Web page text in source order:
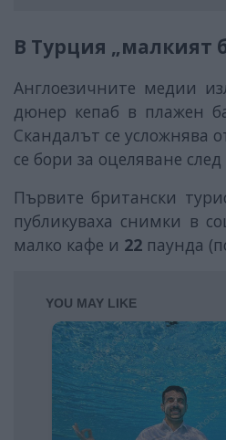
В Турция „малкият
Англоезичните медии
дюнер кепаб в плажен
Скандалът се усложнява
се бори за оцеляване
Първите британски
публикуваха снимки в
малко кафе и 22 паунда